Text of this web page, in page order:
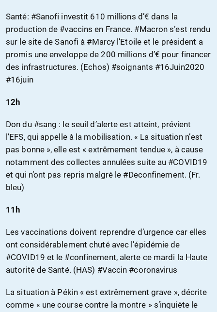
Santé: #Sanofi investit 610 millions d’€ dans la
production de #vaccins en France. #Macron s’est rendu
sur le site de Sanofi à #Marcy l’Etoile et le président a
promis une enveloppe de 200 millions d’€ pour financer
des infrastructures. (Echos) #soignants #16Juin2020
#16juin
12h
Don du #sang : le seuil d’alerte est atteint, prévient
l’EFS, qui appelle à la mobilisation. « La situation n’est
pas bonne », elle est « extrêmement tendue », à cause
notamment des collectes annulées suite au #COVID19
et qui n’ont pas repris malgré le #Deconfinement. (Fr.
bleu)
11h
Les vaccinations doivent reprendre d’urgence car elles
ont considérablement chuté avec l’épidémie de
#COVID19 et le #confinement, alerte ce mardi la Haute
autorité de Santé. (HAS) #Vaccin #coronavirus
La situation à Pékin « est extrêmement grave », décrite
comme « une course contre la montre » s’inquiète le